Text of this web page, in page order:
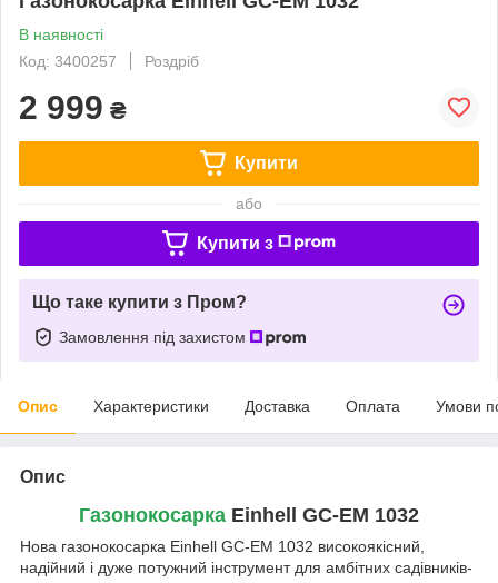
В наявності
Код: 3400257
Роздріб
2 999 ₴
Купити
або
Купити з
Що таке купити з Пром?
Замовлення під захистом
Опис Характеристики Доставка Оплата Умови
Опис
Газонокосарка Einhell GC-EM 1032
Нова газонокосарка Einhell GC-EM 1032 високоякісний,
надійний і дуже потужний інструмент для амбітних садівників-